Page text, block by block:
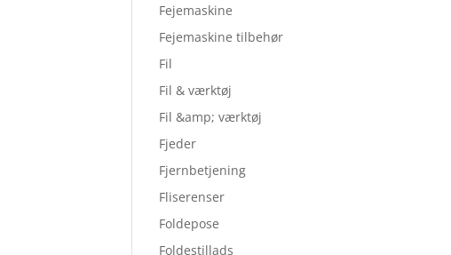
Fejemaskine
Fejemaskine tilbehør
Fil
Fil & værktøj
Fil &amp; værktøj
Fjeder
Fjernbetjening
Fliserenser
Foldepose
Foldestillads